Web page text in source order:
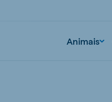
Animais